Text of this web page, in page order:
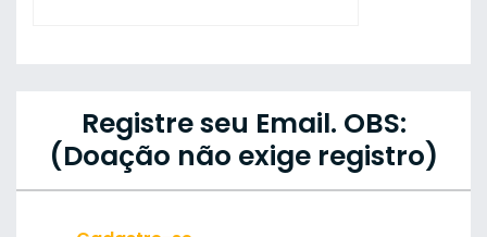
Registre seu Email. OBS:
(Doação não exige registro)